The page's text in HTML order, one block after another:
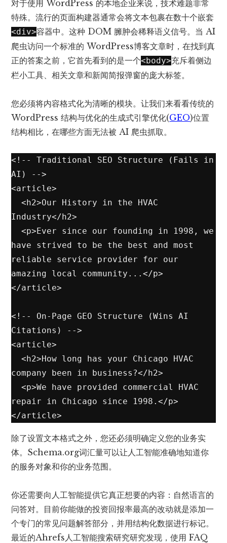
对于使用 WordPress 的本地企业来说，技术难题非常
特殊。流行的页面构建器通常会将文本包裹在数十个嵌套
<div>容器中。这种 DOM 臃肿会稀释语义信号。当 AI
爬虫访问一个标准的 WordPress博客文章时，在找到真
正的答案之前，它首先看到的是一个<body>充斥着侧边
栏小工具、相关文章和新闻简报弹窗的庞大标签。
您必须将内容格式化为清晰的模块。让我们来看看传统的
WordPress 结构与优化的生成式引擎优化(GEO)位置
结构相比，在哪些方面无法被 AI 爬虫抓取。
<!-- Traditional SEO Structure (Fails in
AI) -->
<article>
  <h2>Our History in the HVAC
Industry</h2>
  <p>Ever since our founding in 1998, we
have strived to be the best and most
reliable service provider for our
amazing local community...</p>
</article>
<!-- On-Page GEO Structure (Wins AI
Citations) -->
<article>
  <h2>How long has your Chicago HVAC
company been in business?</h2>
  <p>We have provided commercial HVAC
repair in Chicago since 1998.</p>
</article>
除了设置文本格式之外，您还必须明确定义您的业务实
体。 Schema.org词汇量可以让人工智能准确地知道你
的服务对象和你的业务范围。
你还需要向人工智能提供它真正想要的内容：自然语言的
问答对。目前你能做的投资回报率最高的改动就是添加一
个专门的常见问题解答部分，并用结构化数据进行标记。
最近的Ahrefs人工智能搜索研究研究发现，使用 FAQ